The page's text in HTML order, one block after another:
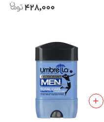
428,000